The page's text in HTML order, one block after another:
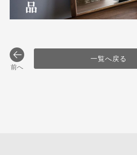
前へ
一覧へ戻る